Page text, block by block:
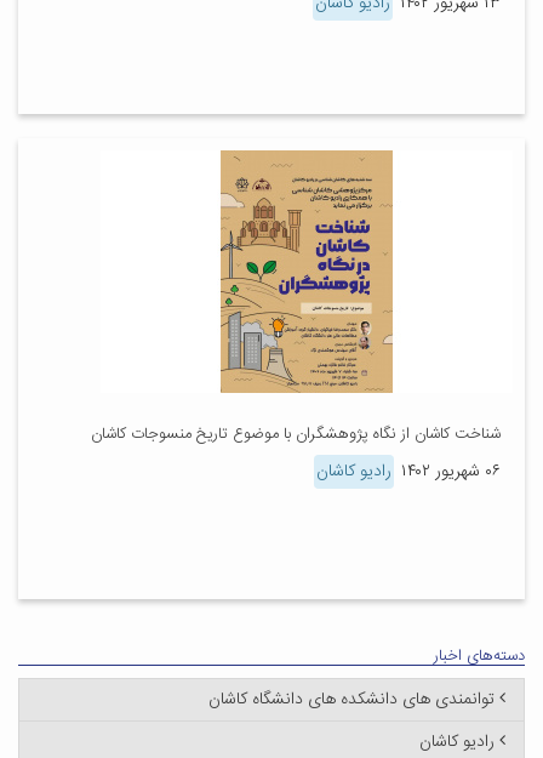
شناخت کاشان از نگاه پژوهشگران با موضوع تاریخ منسوجات کاشان
۰۶ شهریور ۱۴۰۲ رادیو کاشان
دسته‌های اخبار
توانمندی های دانشکده های دانشگاه کاشان
رادیو کاشان